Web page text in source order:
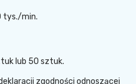
tys./min.
lub 50 sztuk.
zgodności odnoszącej